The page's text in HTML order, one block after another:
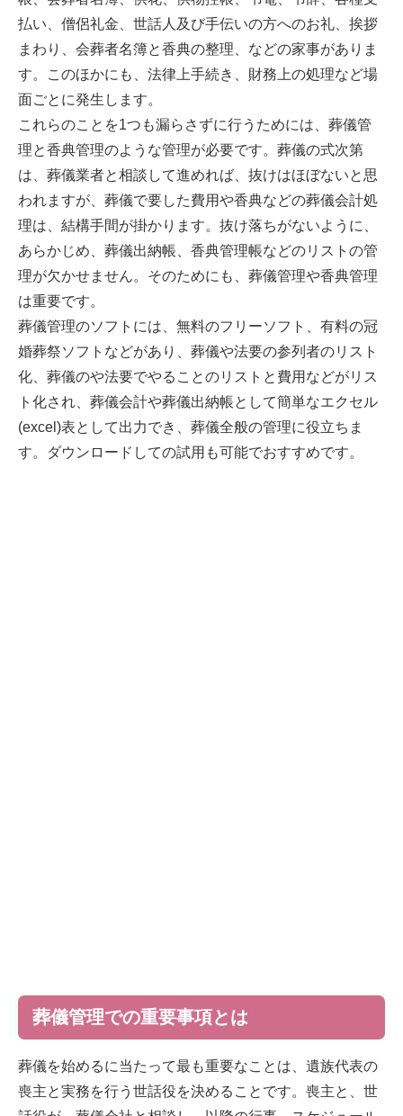
払い、僧侶礼金、世話人及び手伝いの方へのお礼、挨拶
まわり、会葬者名簿と香典の整理、などの家事がありま
す。このほかにも、法律上手続き、財務上の処理など場
面ごとに発生します。
これらのことを1つも漏らさずに行うためには、葬儀管
理と香典管理のような管理が必要です。葬儀の式次第
は、葬儀業者と相談して進めれば、抜けはほぼないと思
われますが、葬儀で要した費用や香典などの葬儀会計処
理は、結構手間が掛かります。抜け落ちがないように、
あらかじめ、葬儀出納帳、香典管理帳などのリストの管
理が欠かせません。そのためにも、葬儀管理や香典管理
は重要です。
葬儀管理のソフトには、無料のフリーソフト、有料の冠
婚葬祭ソフトなどがあり、葬儀や法要の参列者のリスト
化、葬儀のや法要でやることのリストと費用などがリス
ト化され、葬儀会計や葬儀出納帳として簡単なエクセル
(excel)表として出力でき、葬儀全般の管理に役立ちま
す。ダウンロードしての試用も可能でおすすめです。
葬儀管理での重要事項とは
葬儀を始めるに当たって最も重要なことは、遺族代表の
喪主と実務を行う世話役を決めることです。喪主と、世